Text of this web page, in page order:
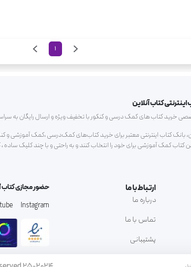
1
کتاب آنلاین
خرید کتاب های کمک درسی و کنکور با تخفیف ویژه و ارسال رایگان به
بانک کتاب اینترنتی معتبر برای خرید کتاب‌های کمک‌درسی ،کمک آموزشی و
کتاب کمک آموزشی برای خود را انتخاب کنند و به راحتی و با چند کلیک ساده
ارتباط با ما
درباره ما
تماس با ما
پشتیبانی
حضور مجازی کتاب
Instagram